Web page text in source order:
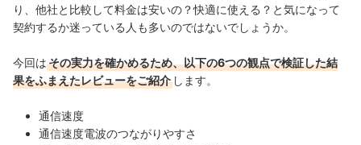
り、他社と比較して料金は安いの？快適に使える？と気になって
契約するか迷っている人も多いのではないでしょうか。
今回はその実力を確かめるため、以下の6つの観点で検証した結
果をふまえたレビューをご紹介 します。
通信速度
通信速度電波のつながりやすさ